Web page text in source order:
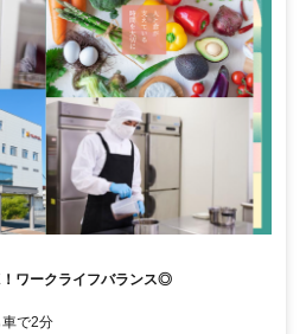
ワークライフバランス◎
で2分